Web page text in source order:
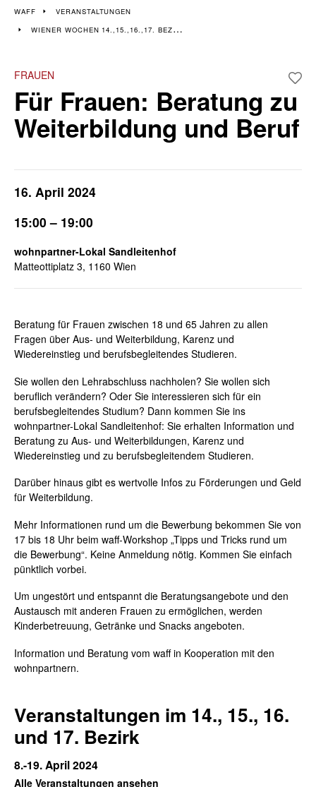
Veranstaltungen im 14.,
Wiener Wochen für Beruf und Weiterbildung I 8. April - 19. April
WAFF
VERANSTALTUNGEN
WIENER WOCHEN 14.,15.,16.,17. BEZIRK
FRAUEN
Für Frauen: Beratung zu
Weiterbildung und Beruf
16. April 2024
15:00 – 19:00
wohnpartner-Lokal Sandleitenhof
Matteottiplatz 3, 1160 Wien
Beratung für Frauen zwischen 18 und 65 Jahren zu allen
Fragen über Aus- und Weiterbildung, Karenz und
Wiedereinstieg und berufsbegleitendes Studieren.
Sie wollen den Lehrabschluss nachholen? Sie wollen sich
beruflich verändern? Oder Sie interessieren sich für ein
berufsbegleitendes Studium? Dann kommen Sie ins
wohnpartner-Lokal Sandleitenhof: Sie erhalten Information und
Beratung zu Aus- und Weiterbildungen, Karenz und
Wiedereinstieg und zu berufsbegleitendem Studieren.
Darüber hinaus gibt es wertvolle Infos zu Förderungen und Geld
für Weiterbildung.
Mehr Informationen rund um die Bewerbung bekommen Sie von
17 bis 18 Uhr beim waff-Workshop „Tipps und Tricks rund um
die Bewerbung“. Keine Anmeldung nötig. Kommen Sie einfach
pünktlich vorbei.
Um ungestört und entspannt die Beratungsangebote und den
Austausch mit anderen Frauen zu ermöglichen, werden
Kinderbetreuung, Getränke und Snacks angeboten.
Information und Beratung vom waff in Kooperation mit den
wohnpartnern.
Veranstaltungen im 14., 15., 16.
und 17. Bezirk
8.-19. April 2024
Alle Veranstaltungen ansehen